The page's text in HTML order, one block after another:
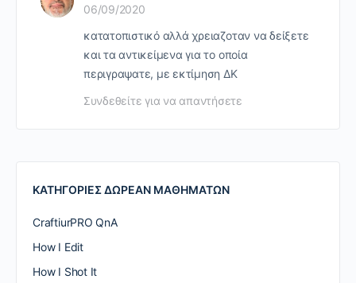
06/09/2020
κατατοπιστικό αλλά χρειαζοταν να δείξετε
και τα αντικείμενα για το οποία
περιγραψατε, με εκτίμηση ΔΚ
Συνδεθείτε για να απαντήσετε
ΚΑΤΗΓΟΡΙΕΣ ΔΩΡΕΑΝ ΜΑΘΗΜΑΤΩΝ
CraftiurPRO QnA
How I Edit
How I Shot It